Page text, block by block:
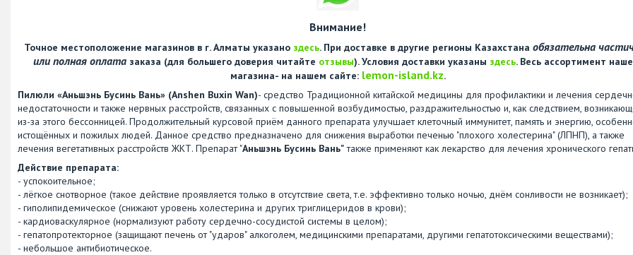
Внимание!
Точное местоположение магазинов в г. Алматы указано здесь. При доставке в другие регионы Казахстана обязательна
или полная оплатазаказа (для большего доверия читайте отзывы). Условия доставки указаны здесь. Весь ассортимент
магазина- на нашем сайте: lemon-island.kz.
Пилюли «Аньшэнь Бусинь Вань» (Anshen Buxin Wan)- средство Традиционной китайской медицины для профилактики и лечения
недостаточности и также нервных расстройств, связанных с повышенной возбудимостью, раздражительностью и, как следствием,
из-за этого бессонницей. Продолжительный курсовой приём данного препарата улучшает клеточный иммунитет, память и энергию,
истощённых и пожилых людей. Данное средство предназначено для снижения выработки печенью "плохого холестерина" (ЛПНП), а также
лечения вегетативных расстройств ЖКТ. Препарат "Аньшэнь Бусинь Вань"также применяют как лекарство для лечения хронического
Действие препарата:
- успокоительное;
- лёгкое снотворное (такое действие проявляется только в отсутствие света, т.е. эффективно только ночью, днём сонливости не возникает);
- гиполипидемическое (снижают уровень холестерина и других триглицеридов в крови);
- кардиоваскулярное (нормализуют работу сердечно-сосудистой системы в целом);
- гепатопротекторное (защищают печень от "ударов" алкоголем, медицинскими препаратами, другими гепатотоксическими веществами);
- небольшое антибиотическое.